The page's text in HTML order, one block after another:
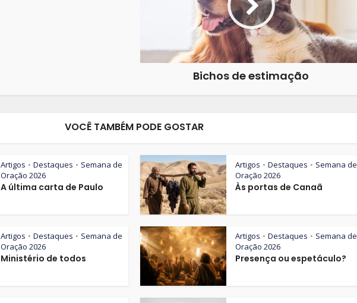
Bichos de estimação
VOCÊ TAMBÉM PODE GOSTAR
Artigos • Destaques • Semana de
Oração 2026
A última carta de Paulo
Artigos • Destaques • Semana de
Oração 2026
Às portas de Canaã
Artigos • Destaques • Semana de
Oração 2026
Ministério de todos
Artigos • Destaques • Semana de
Oração 2026
Presença ou espetáculo?